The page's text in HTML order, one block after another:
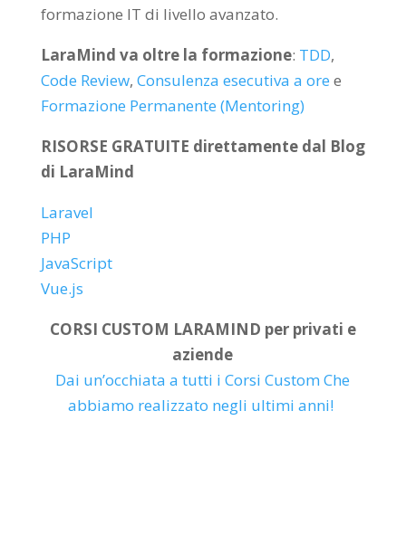
formazione IT di livello avanzato.
LaraMind va oltre la formazione: TDD,
Code Review, Consulenza esecutiva a ore e
Formazione Permanente (Mentoring)
RISORSE GRATUITE direttamente dal Blog
di LaraMind
Laravel
PHP
JavaScript
Vue.js
CORSI CUSTOM LARAMIND per privati e
aziende
Dai un’occhiata a tutti i Corsi Custom Che
abbiamo realizzato negli ultimi anni!